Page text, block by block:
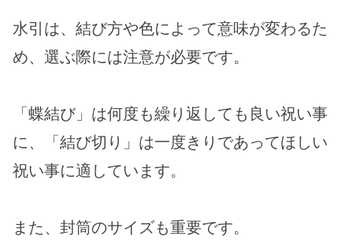
水引は、結び方や色によって意味が変わるた
め、選ぶ際には注意が必要です。
「蝶結び」は何度も繰り返しても良い祝い事
に、「結び切り」は一度きりであってほしい
祝い事に適しています。
また、封筒のサイズも重要です。